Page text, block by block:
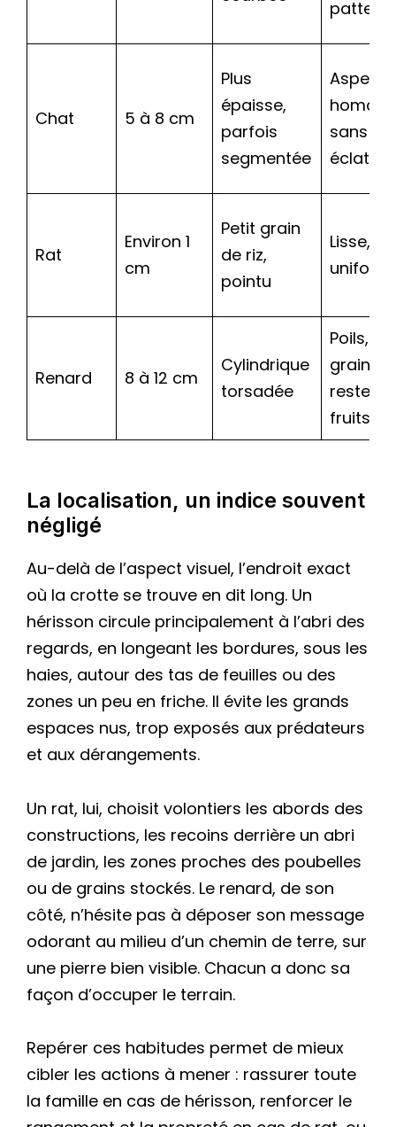
pattes
Chat 5 à 8 cm
Plus
épaisse,
parfois
segmentée
Aspect
sans
éclats
Rat
Environ 1
cm
Petit grain
de riz,
pointu
Lisse,
Renard 8 à 12 cm
Cylindrique
torsadée
Poils, os,
graines,
restes
fruits
La localisation, un indice souvent
négligé
Au-delà de l’aspect visuel, l’endroit exact
où la crotte se trouve en dit long. Un
hérisson circule principalement à l’abri des
regards, en longeant les bordures, sous les
haies, autour des tas de feuilles ou des
zones un peu en friche. Il évite les grands
espaces nus, trop exposés aux prédateurs
et aux dérangements.
Un rat, lui, choisit volontiers les abords des
constructions, les recoins derrière un abri
de jardin, les zones proches des poubelles
ou de grains stockés. Le renard, de son
côté, n’hésite pas à déposer son message
odorant au milieu d’un chemin de terre, sur
une pierre bien visible. Chacun a donc sa
façon d’occuper le terrain.
Repérer ces habitudes permet de mieux
cibler les actions à mener : rassurer toute
la famille en cas de hérisson, renforcer le